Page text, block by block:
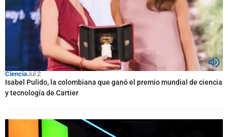
CienciaJul 2
Isabel Pulido, la colombiana que ganó el premio mundial de ciencia
y tecnología de Cartier